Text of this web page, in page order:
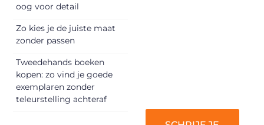
oog voor detail
Zo kies je de juiste maat
zonder passen
Tweedehands boeken
kopen: zo vind je goede
exemplaren zonder
teleurstelling achteraf